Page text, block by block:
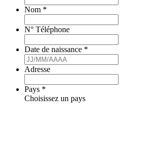
Nom *
N° Téléphone
Date de naissance *
Adresse
Pays *
Choisissez un pays